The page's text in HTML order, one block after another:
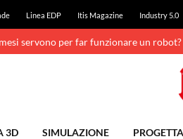
Linea EDP Itis Magazine Industry 5.0
servono per far funzionare un robot?
3D SIMULAZIONE